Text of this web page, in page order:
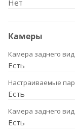
Нет
Камеры
Камера заднего
Есть
Настраиваемые
Есть
Камера заднего
Есть